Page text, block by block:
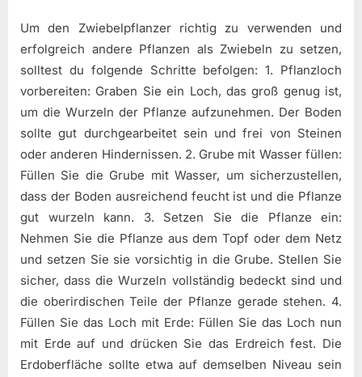
Um den Zwiebelpflanzer richtig zu verwenden und
erfolgreich andere Pflanzen als Zwiebeln zu setzen,
solltest du folgende Schritte befolgen: 1. Pflanzloch
vorbereiten: Graben Sie ein Loch, das groß genug ist,
um die Wurzeln der Pflanze aufzunehmen. Der Boden
sollte gut durchgearbeitet sein und frei von Steinen
oder anderen Hindernissen. 2. Grube mit Wasser füllen:
Füllen Sie die Grube mit Wasser, um sicherzustellen,
dass der Boden ausreichend feucht ist und die Pflanze
gut wurzeln kann. 3. Setzen Sie die Pflanze ein:
Nehmen Sie die Pflanze aus dem Topf oder dem Netz
und setzen Sie sie vorsichtig in die Grube. Stellen Sie
sicher, dass die Wurzeln vollständig bedeckt sind und
die oberirdischen Teile der Pflanze gerade stehen. 4.
Füllen Sie das Loch mit Erde: Füllen Sie das Loch nun
mit Erde auf und drücken Sie das Erdreich fest. Die
Erdoberfläche sollte etwa auf demselben Niveau sein